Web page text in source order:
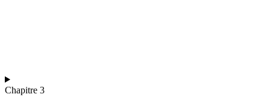
Chapitre 3